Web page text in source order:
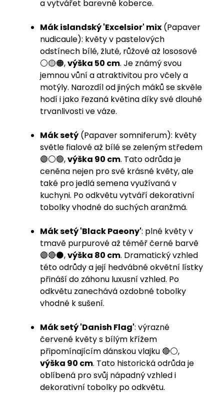
a vytvářet barevné koberce.
Mák islandský 'Excelsior' mix (Papaver
nudicaule): květy v pastelových
odstínech bílé, žluté, růžové až lososové
⚪️🟡🟠,výška 50 cm. Je známý svou
jemnou vůní a atraktivitou pro včely a
motýly. Narozdíl od jiných máků se skvěle
hodí i jako řezaná květina díky své dlouhé
trvanlivosti ve váze.
Mák setý (Papaver somniferum): květy
světle fialové až bílé se zeleným středem
🟣⚪️🟢,výška 90 cm. Tato odrůda je
ceněna nejen pro své krásné květy, ale
také pro jedlá semena využívaná v
kuchyni. Po odkvětu vytváří dekorativní
tobolky vhodné do suchých aranžmá.
Mák setý 'Black Paeony': plné květy v
tmavě purpurové až téměř černé barvě
🟣🔴⚫️,výška 80 cm. Dramatický vzhled
této odrůdy a její hedvábné okvětní lístky
přináší do záhonu luxusní vzhled. Po
odkvětu zanechává ozdobné tobolky
vhodné k sušení.
Mák setý 'Danish Flag': výrazné
červené květy s bílým křížem
připomínajícím dánskou vlajku 🔴⚪️,
výška 90 cm. Tato historická odrůda je
oblíbená pro svůj nápadný vzhled i
dekorativní tobolky po odkvětu.